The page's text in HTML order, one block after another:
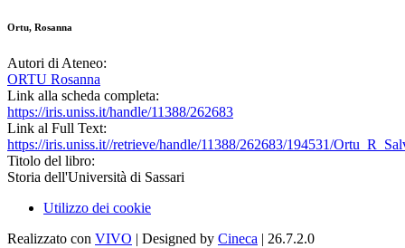
Ortu, Rosanna
Autori di Ateneo:
ORTU Rosanna
Link alla scheda completa:
https://iris.uniss.it/handle/11388/262683
Link al Full Text:
https://iris.uniss.it//retrieve/handle/11388/262683/194531/
Titolo del libro:
Storia dell'Università di Sassari
Utilizzo dei cookie
Realizzato con VIVO | Designed by Cineca | 26.7.2.0